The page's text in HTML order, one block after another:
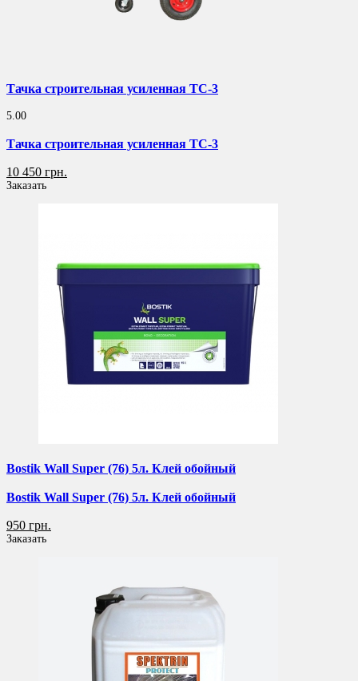
Тачка строительная усиленная ТС-3
5.00
Тачка строительная усиленная ТС-3
10 450 грн.
Заказать
Bostik Wall Super (76) 5л. Клей обойный
Bostik Wall Super (76) 5л. Клей обойный
950 грн.
Заказать